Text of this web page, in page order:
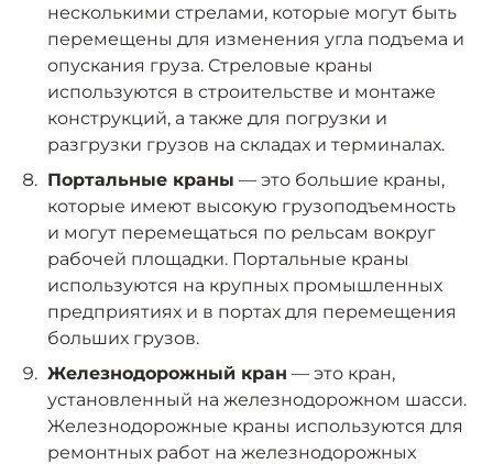
несколькими стрелами, которые могут быть
перемещены для изменения угла подъема и
опускания груза. Стреловые краны
используются в строительстве и монтаже
конструкций, а также для погрузки и
разгрузки грузов на складах и терминалах.
Портальные краны — это большие краны,
которые имеют высокую грузоподъемность
и могут перемещаться по рельсам вокруг
рабочей площадки. Портальные краны
используются на крупных промышленных
предприятиях и в портах для перемещения
больших грузов.
Железнодорожный кран — это кран,
установленный на железнодорожном шасси.
Железнодорожные краны используются для
ремонтных работ на железнодорожных